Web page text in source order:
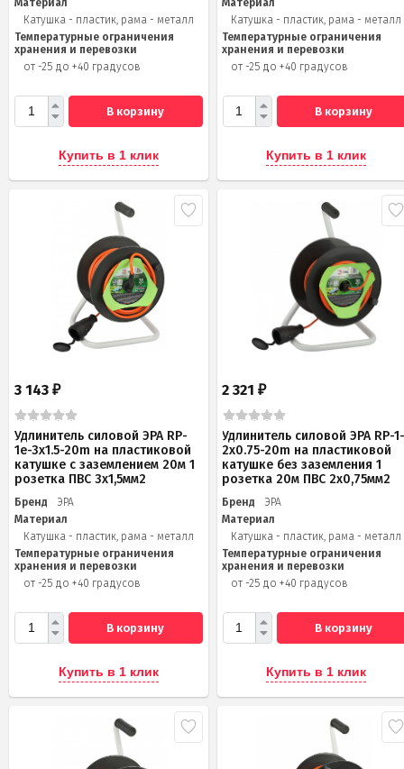
Катушка - пластик, рама - металл
Температурные ограничения
хранения и перевозки
от -25 до +40 градусов
В корзину
Купить в 1 клик
Катушка - пластик, рама - металл
Температурные ограничения
хранения и перевозки
от -25 до +40 градусов
В корзину
Купить в 1 клик
3 143 ₽
Удлинитель силовой ЭРА RP-
1e-3x1.5-20m на пластиковой
катушке c заземлением 20м 1
розетка ПВС 3х1,5мм2
Бренд
ЭРА
Материал
Катушка - пластик, рама - металл
Температурные ограничения
хранения и перевозки
от -25 до +40 градусов
В корзину
Купить в 1 клик
2 321₽
Удлинитель силовой ЭРА RP-
2x0.75-20m на пластиковой
катушке без заземления 1
розетка 20м ПВС 2х0,75мм2
Бренд
ЭРА
Материал
Катушка - пластик, рама - металл
Температурные ограничения
хранения и перевозки
от -25 до +40 градусов
В корзину
Купить в 1 клик